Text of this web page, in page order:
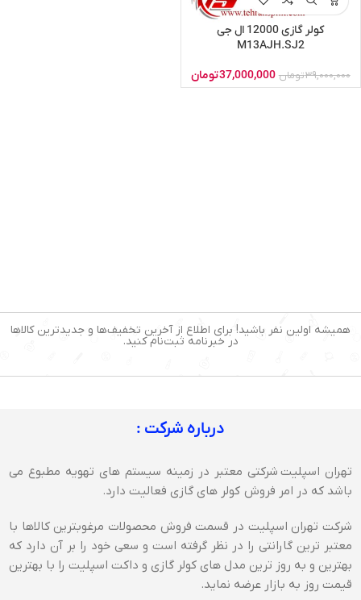
کولر گازی 12000 ال جی
M13AJH.SJ2
39,000,000تومان 37,000,000تومان
همیشه اولین نفر باشید! برای اطلاع از آخرین تخفیف‌ها و جدیدترین کالاها
در خبرنامه ثبت‌نام کنید.
درباره شرکت :
تهران اسپلیت شرکتی معتبر در زمینه سیستم های تهویه مطبوع می
باشد که در امر فروش کولر های گازی فعالیت دارد.
شرکت تهران اسپلیت در قسمت فروش محصولات مرغوبترین کالاها با
معتبر ترین گارانتی را در نظر گرفته است و سعی خود را بر آن دارد که
بهترین و به روز ترین مدل های کولر گازی و داکت اسپلیت را با بهترین
قیمت روز به بازار عرضه نماید.